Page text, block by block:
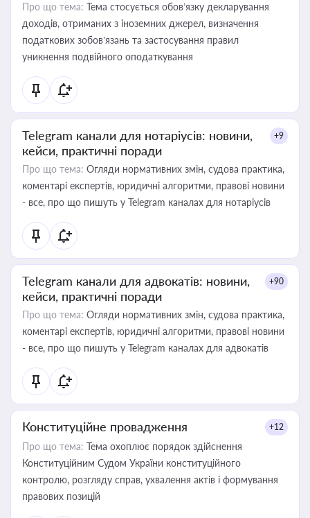
Про що тема: Тема стосується обов’язку декларування
доходів, отриманих з іноземних джерел, визначення
податкових зобов’язань та застосування правил
уникнення подвійного оподаткування
Telegram канали для нотаріусів: новини,
кейси, практичні поради
+9
Про що тема: Огляди нормативних змін, судова практика,
коментарі експертів, юридичні алгоритми, правові новини
- все, про що пишуть у Telegram каналах для нотаріусів
Telegram канали для адвокатів: новини,
кейси, практичні поради
+90
Про що тема: Огляди нормативних змін, судова практика,
коментарі експертів, юридичні алгоритми, правові новини
- все, про що пишуть у Telegram каналах для адвокатів
Конституційне провадження +12
Про що тема: Тема охоплює порядок здійснення
Конституційним Судом України конституційного
контролю, розгляду справ, ухвалення актів і формування
правових позицій